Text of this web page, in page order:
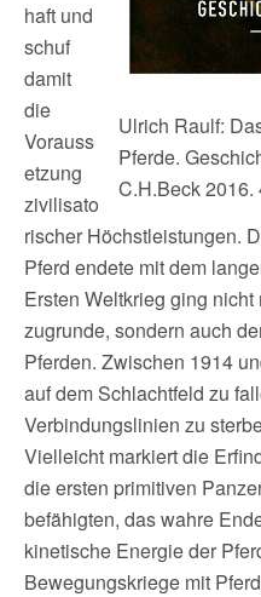
Ulrich Raulf:
Pferde.
C.H.Beck 2016.
haft und
schuf
damit
die
Vorauss
etzung
zivilisato
rischer Höchstleistungen.
Pferd endete mit dem
Ersten Weltkrieg ging
zugrunde, sondern auch
Pferden. Zwischen 1914
auf dem Schlachtfeld zu
Verbindungslinien zu
Vielleicht markiert die
die ersten primitiven
befähigten, das wahre
kinetische Energie der
Bewegungskriege mit